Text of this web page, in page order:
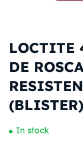
LOCTITE
DE
(BLISTER)
In stock